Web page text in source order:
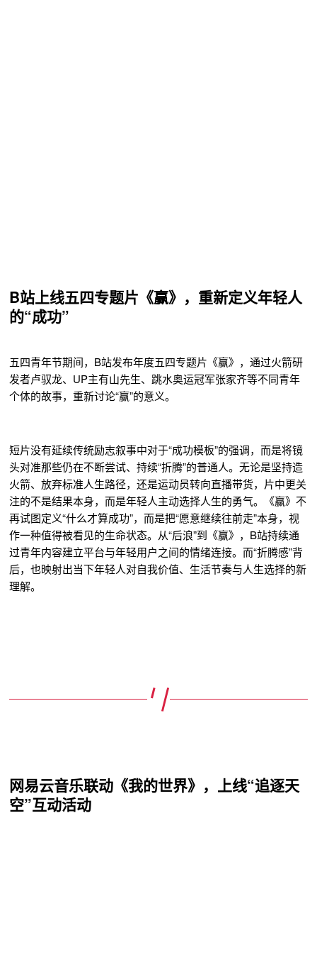
B站上线五四专题片《赢》，重新定义年轻人
的“成功”
五四青年节期间，B站发布年度五四专题片《赢》，通过火箭研
发者卢驭龙、UP主有山先生、跳水奥运冠军张家齐等不同青年
个体的故事，重新讨论“赢”的意义。
短片没有延续传统励志叙事中对于“成功模板”的强调，而是将镜
头对准那些仍在不断尝试、持续“折腾”的普通人。无论是坚持造
火箭、放弃标准人生路径，还是运动员转向直播带货，片中更关
注的不是结果本身，而是年轻人主动选择人生的勇气。《赢》不
再试图定义“什么才算成功”，而是把“愿意继续往前走”本身，视
作一种值得被看见的生命状态。从“后浪”到《赢》，B站持续通
过青年内容建立平台与年轻用户之间的情绪连接。而“折腾感”背
后，也映射出当下年轻人对自我价值、生活节奏与人生选择的新
理解。
网易云音乐联动《我的世界》，上线“追逐天
空”互动活动